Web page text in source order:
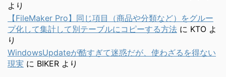
より
【FileMaker Pro】同じ項目（商品や分類など）をグルー
プ化して集計して別テーブルにコピーする方法 に KTO よ
り
WindowsUpdateが酷すぎて迷惑だが、使わざるを得ない
現実 に BIKER より